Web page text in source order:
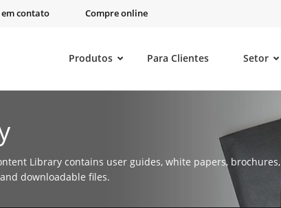
em contato Compre online
Produtos Para Clientes Setor
Library contains user guides, white papers, brochures,
downloadable files.